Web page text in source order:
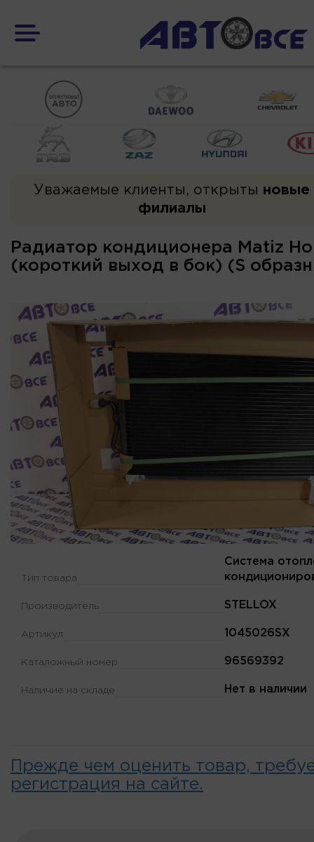
Уважаемые клиенты, открыты новые
филиалы
Радиатор кондиционера Matiz
(короткий выход в бок) (S
Тип товара
Система
Производитель STELLOX
Артикул 1045026SX
Каталожный номер 96569392
Наличие на складе Нет в наличии
Прежде чем оценить товар,
регистрация на сайте.